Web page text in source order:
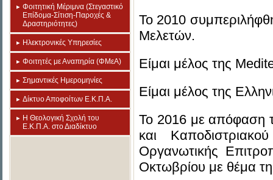
Φοιτητική Μέριμνα (Στεγαστικό
Επίδομα-Σίτιση-Παροχές &
Δραστηριότητες)
Ηλεκτρονικές Υπηρεσίες
Φοιτητές με Αναπηρία (ΦΜεΑ)
Σημαντικές Ημερομηνίες
Δίκτυο Αποφοίτων Ε.Κ.Π.Α.
Η Θεολογική Σχολή του
Ε.Κ.Π.Α. στο Διαδίκτυο
Το 2010
Μελετών.
Είμαι μέλος της
Είμαι μέλος της
Το 2016 με απόφαση
και
Οργανωτικής
Οκτωβρίου με θέμα